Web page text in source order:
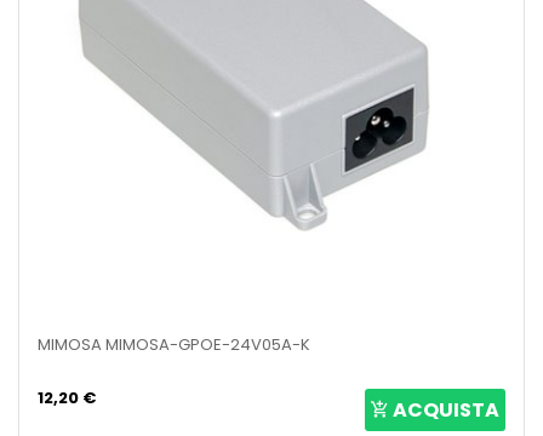
MIMOSA MIMOSA-GPOE-24V05A-K
12,20 €
ACQUISTA